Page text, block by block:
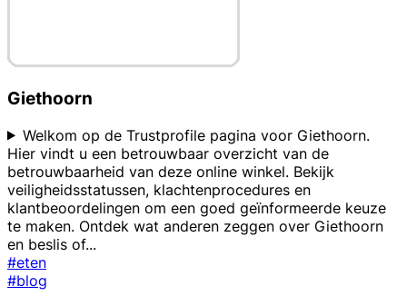
Giethoorn
Welkom op de Trustprofile pagina voor Giethoorn.
Hier vindt u een betrouwbaar overzicht van de
betrouwbaarheid van deze online winkel. Bekijk
veiligheidsstatussen, klachtenprocedures en
klantbeoordelingen om een goed geïnformeerde keuze
te maken. Ontdek wat anderen zeggen over Giethoorn
en beslis of...
#eten
#blog